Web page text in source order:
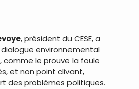
, président du CESE, a
environnemental
comme le prouve la foule
et non point clivant,
des problèmes politiques.